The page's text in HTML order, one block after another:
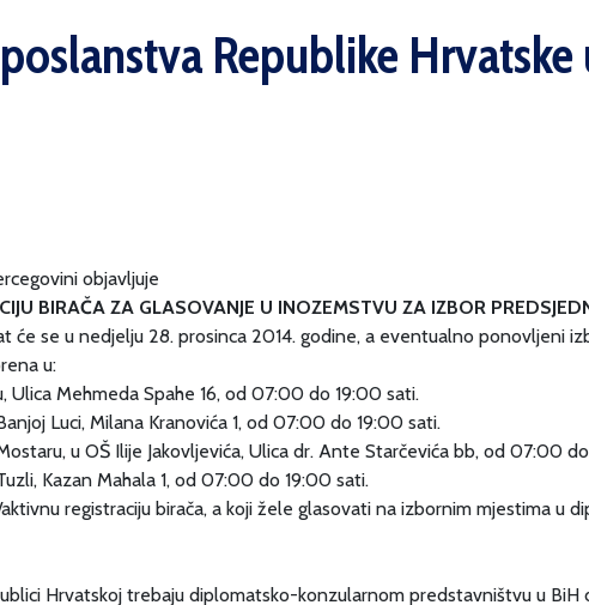
Republike
objavljuje
BIRAČA ZA GLASOVANJE U INOZEMSTVU ZA IZBOR
se u nedjelju 28. prosinca 2014. godine, a eventualno ponovljeni
u:
Mehmeda Spahe 16, od 07:00 do 19:00 sati.
Luci, Milana Kranovića 1, od 07:00 do 19:00 sati.
u OŠ Ilije Jakovljevića, Ulica dr. Ante Starčevića bb, od 07:00
Kazan Mahala 1, od 07:00 do 19:00 sati.
registraciju birača, a koji žele glasovati na izbornim mjestima
Hrvatskoj trebaju diplomatsko-konzularnom predstavništvu u BiH